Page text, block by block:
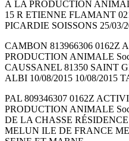
À LA PRODUCTION
15 R ETIENNE FLAMANT
PICARDIE SOISSONS 25/03/
CAMBON 813966306 0162Z
PRODUCTION ANIMALE
CAUSSANEL 81350 SAINT
ALBI 10/08/2015 10/08/2015
PAL 809346307 0162Z
PRODUCTION ANIMALE
DE LA CHASSE
MELUN ILE DE FRANCE